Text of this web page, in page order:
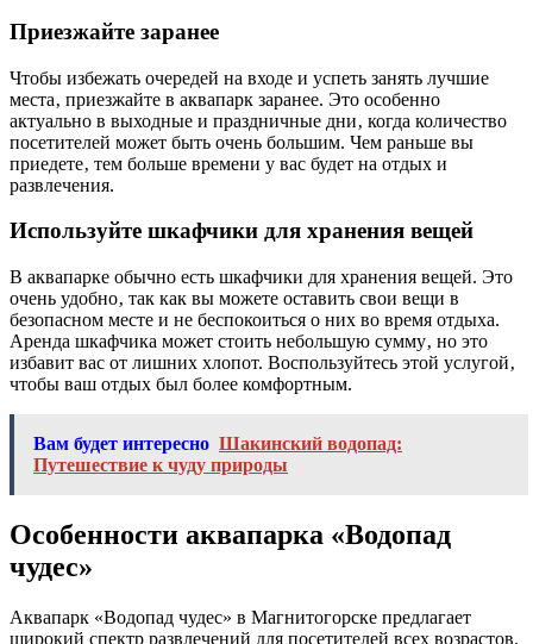
Приезжайте заранее
Чтобы избежать очередей на входе и успеть занять лучшие
места‚ приезжайте в аквапарк заранее. Это особенно
актуально в выходные и праздничные дни‚ когда количество
посетителей может быть очень большим. Чем раньше вы
приедете‚ тем больше времени у вас будет на отдых и
развлечения.
Используйте шкафчики для хранения вещей
В аквапарке обычно есть шкафчики для хранения вещей. Это
очень удобно‚ так как вы можете оставить свои вещи в
безопасном месте и не беспокоиться о них во время отдыха.
Аренда шкафчика может стоить небольшую сумму‚ но это
избавит вас от лишних хлопот. Воспользуйтесь этой услугой‚
чтобы ваш отдых был более комфортным.
Вам будет интересно Шакинский водопад:
Путешествие к чуду природы
Особенности аквапарка «Водопад
чудес»
Аквапарк «Водопад чудес» в Магнитогорске предлагает
широкий спектр развлечений для посетителей всех возрастов.